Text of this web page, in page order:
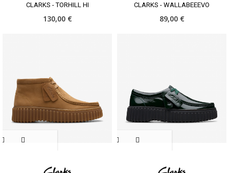
CLARKS - TORHILL HI
130,00 €
CLARKS - WALLABEEEVO
89,00 €